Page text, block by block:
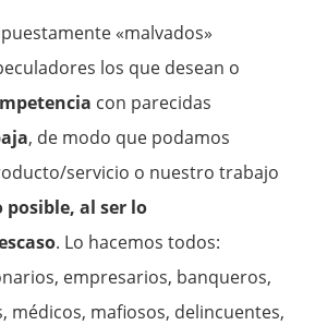
«malvados»
los que desean o
con parecidas
, de modo que podamos
servicio o nuestro trabajo
al ser lo
. Lo hacemos todos:
empresarios, banqueros,
médicos, mafiosos, delincuentes,